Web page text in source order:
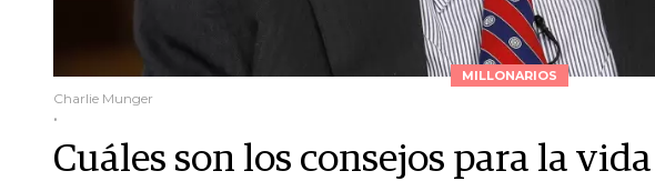
MILLONARIOS
Charlie Munger
.
Cuáles son los consejos para la